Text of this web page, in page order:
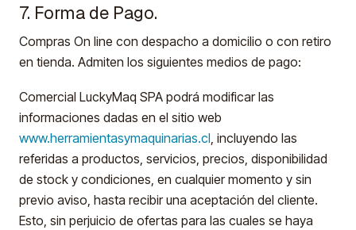
7. Forma de Pago.
Compras On line con despacho a domicilio o con retiro
en tienda. Admiten los siguientes medios de pago:
Comercial LuckyMaq SPA podrá modificar las
informaciones dadas en el sitio web
www.herramientasymaquinarias.cl, incluyendo las
referidas a productos, servicios, precios, disponibilidad
de stock y condiciones, en cualquier momento y sin
previo aviso, hasta recibir una aceptación del cliente.
Esto, sin perjuicio de ofertas para las cuales se haya